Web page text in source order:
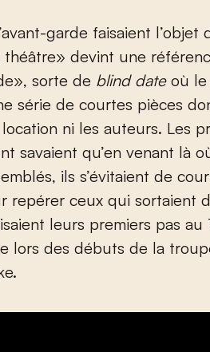
garde faisaient l’objet
devint une
sorte de blind dateoù le
série de courtes pièces
location ni les auteurs. Les
savaient qu’en venant là
ils s’évitaient de
repérer ceux qui sortaient
leurs premiers pas
lors des débuts de la